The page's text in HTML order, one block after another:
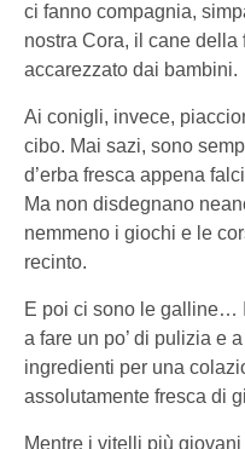
ci fanno compagnia,
nostra Cora, il cane
accarezzato dai bambini.
Ai conigli, invece,
cibo. Mai sazi, sono
d’erba fresca appena
Ma non disdegnano
nemmeno i giochi e le
recinto.
E poi ci sono le galline…
a fare un po’ di pulizia e
ingredienti per una
assolutamente fresca di
Mentre i vitelli più